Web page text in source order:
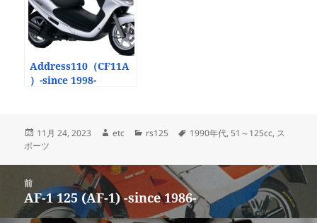
Address110（CF11A
）-since 1998-
投
稿
11月 24, 2023
作
etc
カ
ー
rs125
タ
1990年代,51～125cc, ス
ポーツ
前
前
の
AF-1 125 (AF-1) -since 1986-